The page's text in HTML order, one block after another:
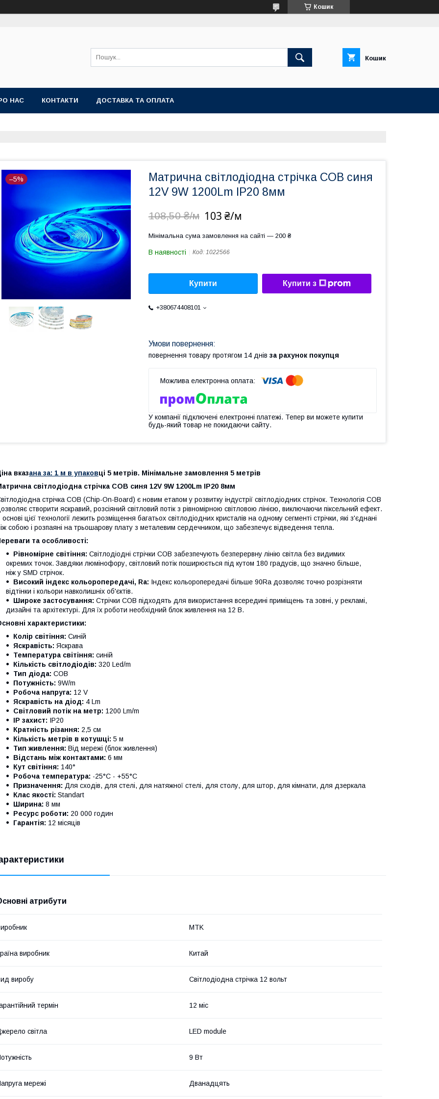
Кошик
Кошик
НАС КОНТАКТИ ДОСТАВКА ТА ОПЛАТА
–5%
Матрична світлодіодна стрічка COB синя
12V 9W 1200Lm IP20 8мм
108,50 ₴/м 103 ₴/м
Мінімальна сума замовлення на сайті — 200 ₴
В наявності Код: 1022566
Купити Купити з
+380674408101
повернення товару протягом 14 днів за рахунок покупця
У компанії підключені електронні платежі. Тепер ви можете купити
будь-який товар не покидаючи сайту.
вказана за: 1 м в упаковці 5 метрів. Мінімальне замовлення 5 метрів
світлодіодна стрічка COB синя 12V 9W 1200Lm IP20 8мм
стрічка COB (Chip-On-Board) є новим етапом у розвитку індустрії світлодіодних стрічок. Технологія COB
створити яскравий, розсіяний світловий потік з рівномірною світловою лінією, виключаючи піксельний ефект.
основі цієї технології лежить розміщення багатьох світлодіодних кристалів на одному сегменті стрічки, які з'єднані
собою і розпаяні на трьошарову плату з металевим сердечником, що забезпечує відведення тепла.
та особливості:
Рівномірне світіння: Світлодіодні стрічки COB забезпечують безперервну лінію світла без видимих
окремих точок. Завдяки люмінофору, світловий потік поширюється під кутом 180 градусів, що значно більше,
ніж у SMD стрічок.
Високий індекс кольоропередачі, Ra: Індекс кольоропередачі більше 90Ra дозволяє точно розрізняти
відтінки і кольори навколишніх об'єктів.
Широке застосування: Стрічки COB підходять для використання всередині приміщень та зовні, у рекламі,
дизайні та архітектурі. Для їх роботи необхідний блок живлення на 12 В.
характеристики:
Колір світіння: Синій
Яскравість: Яскрава
Температура світіння: синій
Кількість світлодіодів: 320 Led/m
Тип діода: COB
Потужність: 9W/m
Робоча напруга: 12 V
Яскравість на діод: 4 Lm
Світловий потік на метр: 1200 Lm/m
IP захист: IP20
Кратність різання: 2,5 см
Кількість метрів в котушці: 5 м
Тип живлення: Від мережі (блок живлення)
Відстань між контактами: 6 мм
Кут світіння: 140°
Робоча температура: -25°С - +55°С
Призначення: Для сходів, для стелі, для натяжної стелі, для столу, для штор, для кімнати, для дзеркала
Клас якості: Standart
Ширина: 8 мм
Ресурс роботи: 20 000 годин
Гарантія: 12 місяців
атрибути
MTK
виробник Китай
виробу Світлодіодна стрічка 12 вольт
термін 12 міс
світла LED module
9 Вт
мережі Дванадцять